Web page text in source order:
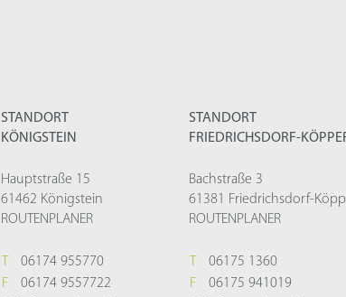
STANDORT
KÖNIGSTEIN
Hauptstraße 15
61462 Königstein
ROUTENPLANER
T
06174 955770
F
06174 9557722
STANDORT
FRIEDRICHSDORF-
Bachstraße 3
61381 Friedrichsdorf-
ROUTENPLANER
T
06175 1360
F
06175 941019